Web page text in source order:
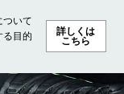
ついて
る目的
詳しくは
こちら
ァッション ビューテ